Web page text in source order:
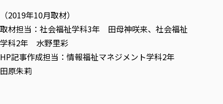
（2019年10月取材）
取材担当：社会福祉学科3年 田母神咲来、社会福祉
学科2年 水野里彩
HP記事作成担当：情報福祉マネジメント学科2年
田原朱莉